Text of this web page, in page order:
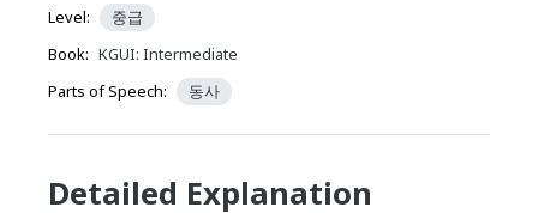
Level:
중급
Book: KGUI: Intermediate
Parts of Speech:
동사
Detailed Explanation